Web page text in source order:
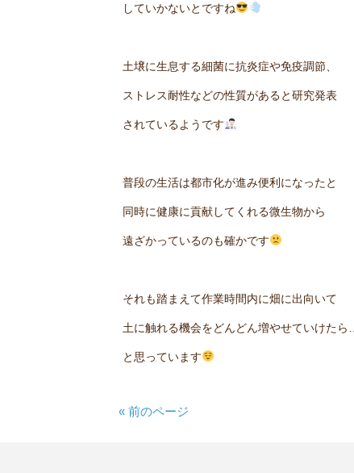
していかないとですね
土壌に生息する細菌に抗炎症や免疫調節、
ストレス耐性などの性質があると研究発表
されているようです
普段の生活は都市化が進み便利になったと
同時に健康に貢献してくれる微生物から
遠ざかっているのも確かです
それも踏まえて作業時間内に畑に出向いて
土に触れる機会をどんどん増やせていけたら…
と思っています
« 前のページ